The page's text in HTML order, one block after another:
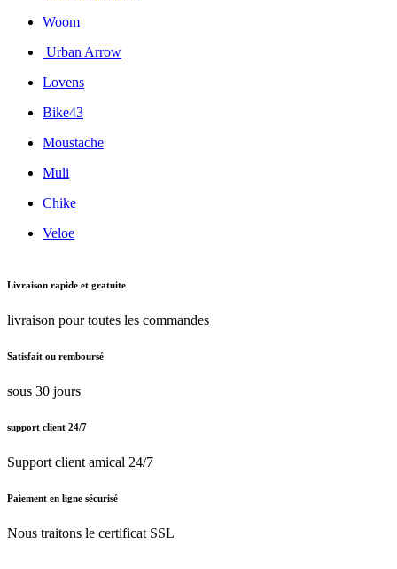
Woom
Urban Arrow
Lovens
Bike43
Moustache
Muli
Chike
Veloe
Livraison rapide et gratuite
livraison pour toutes les commandes
Satisfait ou remboursé
sous 30 jours
support client 24/7
Support client amical 24/7
Paiement en ligne sécurisé
Nous traitons le certificat SSL